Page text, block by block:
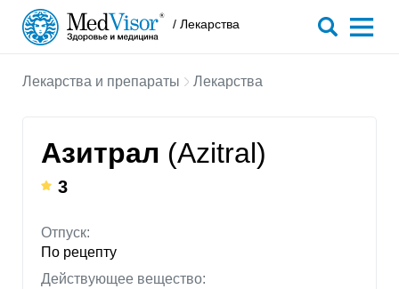
/ Лекарства
Лекарства и препараты Лекарства
Азитрал (Azitral)
3
Отпуск:
По рецепту
Действующее вещество: